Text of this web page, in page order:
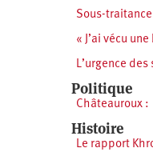
Sous-
« J’ai vécu
L’urgence
Politique
Châteauroux
Histoire
Le rapport